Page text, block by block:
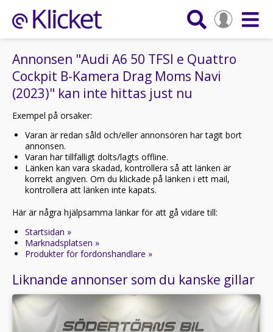
Annonsen "Audi A6 50 TFSI e Quattro
Cockpit B-Kamera Drag Moms Navi
(2023)" kan inte hittas just nu
Exempel på orsaker:
Varan är redan såld och/eller annonsören har tagit bort
annonsen.
Varan har tillfälligt dolts/lagts offline.
Länken kan vara skadad, kontrollera så att länken är
korrekt angiven. Om du klickade på länken i ett mail,
kontrollera att länken inte kapats.
Här är några hjälpsamma länkar för att gå vidare till:
Startsidan »
Marknadsplatsen »
Produkter för fordonshandlare »
Liknande annonser som du kanske gillar